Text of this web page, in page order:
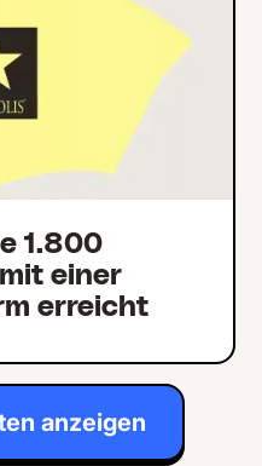
1.800
einer
erreicht
anzeigen